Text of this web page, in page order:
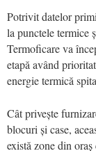
Potrivit datelor
la punctele termice
Termoficare va
etapă având
energie termică
Cât privește
blocuri și case,
există zone din